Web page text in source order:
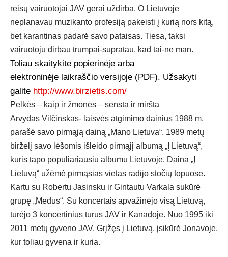
reisų vairuotojai JAV gerai uždirba. O Lietuvoje
neplanavau muzikanto profesiją pakeisti į kurią nors kitą,
bet karantinas padarė savo pataisas. Tiesa, taksi
vairuotoju dirbau trumpai-supratau, kad tai-ne man.
Toliau skaitykite popierinėje arba
elektroninėje laikraščio versijoje (PDF). Užsakyti
galite http://www.birzietis.com/
Pelkės – kaip ir žmonės – sensta ir miršta
Arvydas Vilčinskas- laisvės atgimimo dainius 1988 m.
parašė savo pirmąją dainą „Mano Lietuva“. 1989 metų
birželį savo lėšomis išleido pirmąjį albumą „Į Lietuvą“,
kuris tapo populiariausiu albumu Lietuvoje. Daina „Į
Lietuvą“ užėmė pirmąsias vietas radijo stočių topuose.
Kartu su Robertu Jasinsku ir Gintautu Varkala sukūrė
grupę „Medus“. Su koncertais apvažinėjo visą Lietuvą,
turėjo 3 koncertinius turus JAV ir Kanadoje. Nuo 1995 iki
2011 metų gyveno JAV. Grįžęs į Lietuvą, įsikūrė Jonavoje,
kur toliau gyvena ir kuria.